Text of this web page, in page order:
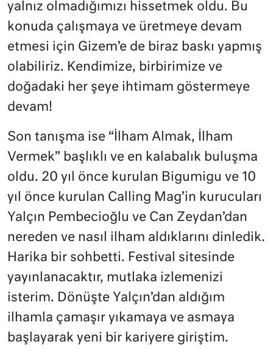
yalnız olmadığımızı hissetmek oldu. Bu
konuda çalışmaya ve üretmeye devam
etmesi için Gizem’e de biraz baskı yapmış
olabiliriz. Kendimize, birbirimize ve
doğadaki her şeye ihtimam göstermeye
devam!
Son tanışma ise “İlham Almak, İlham
Vermek” başlıklı ve en kalabalık buluşma
oldu. 20 yıl önce kurulan Bigumigu ve 10
yıl önce kurulan Calling Mag’in kurucuları
Yalçın Pembecioğlu ve Can Zeydan’dan
nereden ve nasıl ilham aldıklarını dinledik.
Harika bir sohbetti. Festival sitesinde
yayınlanacaktır, mutlaka izlemenizi
isterim. Dönüşte Yalçın’dan aldığım
ilhamla çamaşır yıkamaya ve asmaya
başlayarak yeni bir kariyere giriştim.